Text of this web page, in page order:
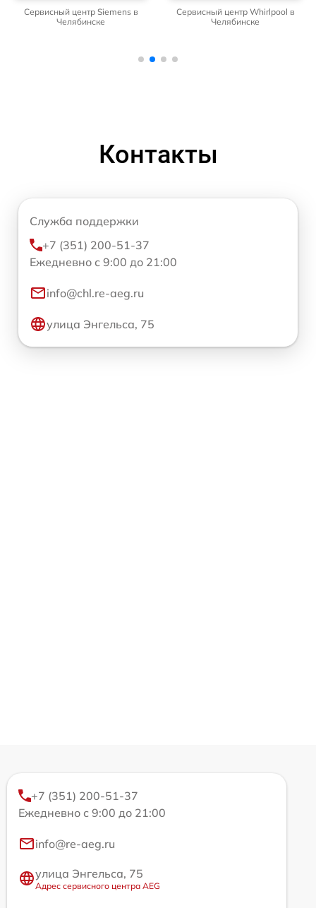
Сервисный центр Siemens в
Челябинске
Сервисный центр Whirlpool в
Челябинске
Контакты
Служба поддержки
+7 (351) 200-51-37
Ежедневно с 9:00 до 21:00
info@chl.re-aeg.ru
улица Энгельса, 75
+7 (351) 200-51-37
Ежедневно с 9:00 до 21:00
info@re-aeg.ru
улица Энгельса, 75
Адрес сервисного центра AEG